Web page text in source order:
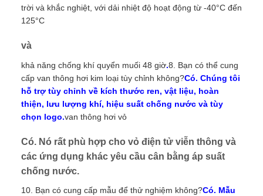
trời và khắc nghiệt, với dải nhiệt độ hoạt động từ -40°C đến
125°C
và
khả năng chống khí quyển muối 48 giờ.8. Bạn có thể cung
cấp van thông hơi kim loại tùy chỉnh không?Có. Chúng tôi
hỗ trợ tùy chỉnh về kích thước ren, vật liệu, hoàn
thiện, lưu lượng khí, hiệu suất chống nước và tùy
chọn logo.van thông hơi vỏ
Có. Nó rất phù hợp cho vỏ điện tử viễn thông và
các ứng dụng khác yêu cầu cân bằng áp suất
chống nước.
10. Bạn có cung cấp mẫu để thử nghiệm không?Có. Mẫu